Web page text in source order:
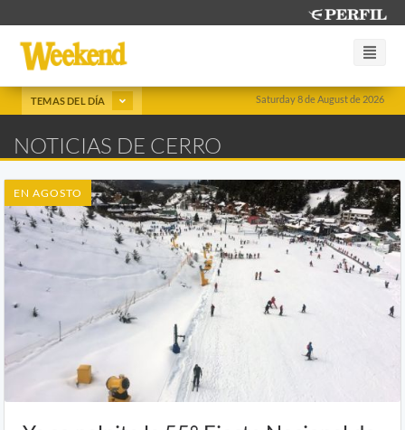
Saturday 8 de August de 2026
TEMAS DEL DÍA
NOTICIAS DE CERRO
EN AGOSTO